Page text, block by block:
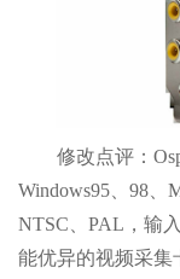
修改点评：
Windows95、98
NTSC、PAL，输
能优异的视频采集